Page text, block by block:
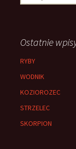
Ostatnie
RYBY
WODNIK
KOZIOROZEC
STRZELEC
SKORPION